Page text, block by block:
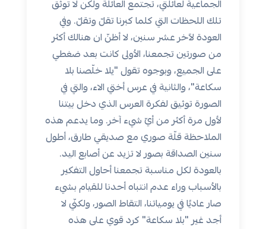
الجماعية لعائلتي، تجتمع العائلة ولكن لا توثق
تلك اللحظات التي كلما كبرنا تقلّ وتقلّ. وفي
العودة لآخر عشر سنين، لا أظنّ ان هنالك أكثر
من صورتين تجمعنا، الأولى كانت بعد ضغطي
على الجميع، وبوجوه تقول "يلا خلّصنا بلا
سكاعة"، والثانية في عرس أختي الاء، والتي في
الصورة توثيق لفكرة العرس الذي دخل بيتنا
لأول مرة أكثر من أيّ شيء آخر. وما يدعم هذه
الملاحظة قلّة صوري مع صديقي طارق، أطول
سنين الصداقة بصور لا تزيد عن أصابع اليد.
بالعودة لكل مناسبة تجمعنا أحاول التفكير
بالأسباب وراء عدم انتباه أحدنا للقيام بشيء
صار عاديًا في يومياتنا، التقاط الصور، ولكنّي لا
أجد غير "بلا سكاعة" كرد قوي على هذه